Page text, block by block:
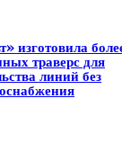
изготовила
траверс для
линий без